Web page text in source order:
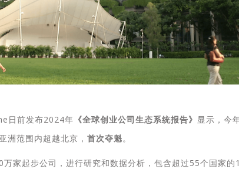
日前发布2024年 《全球创业公司生态系统报告》 显示，今
洲范围内超越北京， 首次夺魁。
家起步公司，进行研究和数据分析，包含超过55个国家